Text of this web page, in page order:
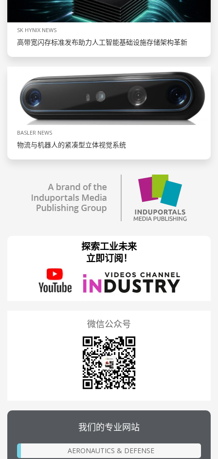
SK HYNIX NEWS
高带宽闪存标准发布助力人工智能基础设施存储架构革新
BASLER NEWS
物流与机器人的紧凑型立体视觉系统
探索工业未来
立即订阅！
微信公众号
我们的专业网站
AERONAUTICS & DEFENSE